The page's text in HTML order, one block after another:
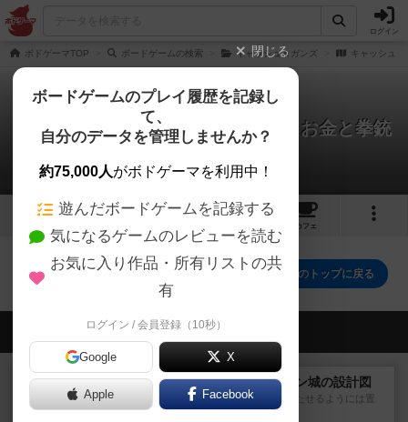
ログイン
ボドゲーマTOP ボードゲームの検索 キャッシュ＆ガンズ キャッシュ
キャッシュ＆ガンズ第2版：もっとお金と拳銃
を！
0件の戦略やコツ
1
カフェ
キャッシュ＆ガンズ第2版：もっとお金と拳銃を！のトップに戻る
会員の新しい投稿
戦略やコツ ノイシュヴァンシュタイン城の設計図
どうにも上手くあれもこれも満たせるようには置
けないので、入口の除去と入...
閉じる
ボードゲームのプレイ履歴を記録し
て、
自分のデータを管理しませんか？
約75,000人がボドゲーマを利用中！
遊んだボードゲームを記録する
気になるゲームのレビューを読む
お気に入り作品・所有リストの共
有
ログイン / 会員登録（10秒）
Google X
Apple Facebook